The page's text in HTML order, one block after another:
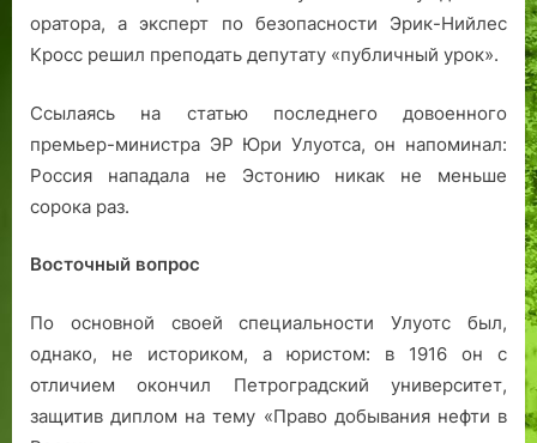
оратора, а эксперт по безопасности Эрик-Нийлес
Кросс решил преподать депутату «публичный урок».
Ссылаясь на статью последнего довоенного
премьер-министра ЭР Юри Улуотса, он напоминал:
Россия нападала не Эстонию никак не меньше
сорока раз.
Восточный вопрос
По основной своей специальности Улуотс был,
однако, не историком, а юристом: в 1916 он с
отличием окончил Петроградский университет,
защитив диплом на тему «Право добывания нефти в